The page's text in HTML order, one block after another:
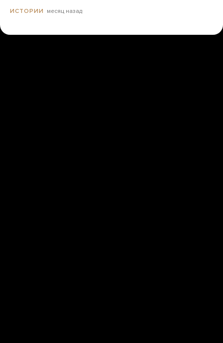
ИСТОРИИ месяц назад